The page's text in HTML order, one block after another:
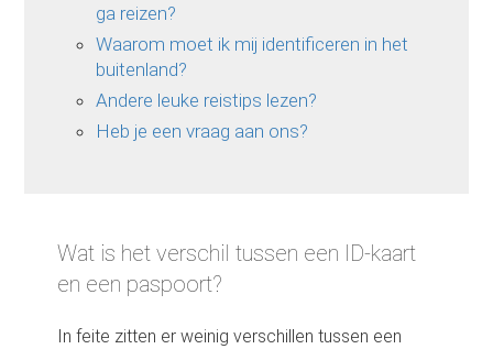
ga reizen?
Waarom moet ik mij identificeren in het
buitenland?
Andere leuke reistips lezen?
Heb je een vraag aan ons?
Wat is het verschil tussen een ID-kaart
en een paspoort?
In feite zitten er weinig verschillen tussen een